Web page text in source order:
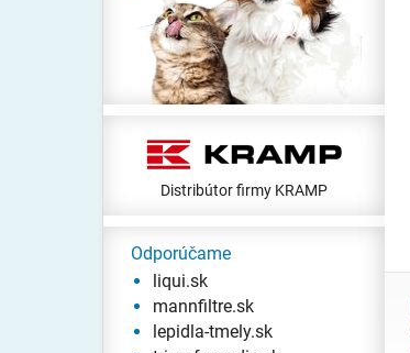
Distribútor firmy KRAMP
Odporúčame
liqui.sk
mannfiltre.sk
lepidla-tmely.sk